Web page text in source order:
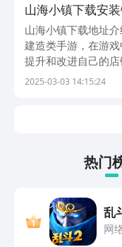
山海小镇下载安
荐
山海小镇下载地址
建造类手游，在游
提升和改进自己的
的收益。游戏画面
2025-03-03 14:15:24
热门
乱
网